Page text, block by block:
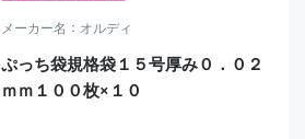
メーカー名 オルディ
ぷっち袋規格袋１５号厚み０．０２
ｍｍ１００枚×１０